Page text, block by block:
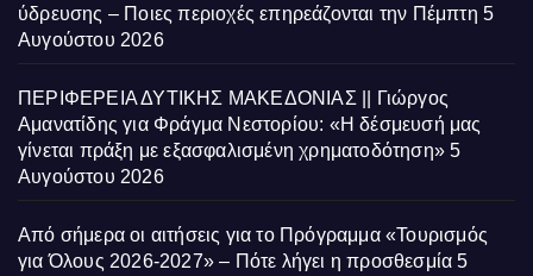
ύδρευσης – Ποιες περιοχές επηρεάζονται την Πέμπτη 5
Αυγούστου 2026
ΠΕΡΙΦΕΡΕΙΑ ΔΥΤΙΚΗΣ ΜΑΚΕΔΟΝΙΑΣ || Γιώργος
Αμανατίδης για Φράγμα Νεστορίου: «Η δέσμευσή μας
γίνεται πράξη με εξασφαλισμένη χρηματοδότηση» 5
Αυγούστου 2026
Από σήμερα οι αιτήσεις για το Πρόγραμμα «Τουρισμός
για Όλους 2026-2027» – Πότε λήγει η προσθεσμία 5